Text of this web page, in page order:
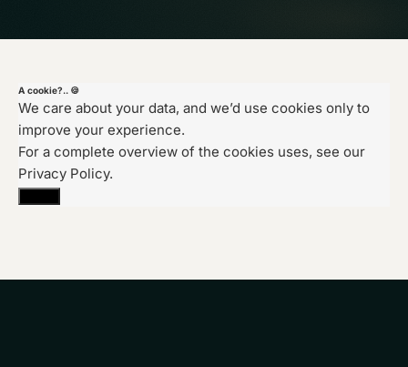
A cookie?.. 🍪
We care about your data, and we’d use cookies only to
improve your experience.
For a complete overview of the cookies uses, see our
Privacy Policy.